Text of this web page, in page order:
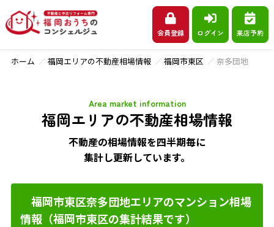
会員登録 ログイン 来店予約
ホーム 福岡エリアの不動産相場情報 福岡市東区 奈多団地
福岡エリアの不動産相場情報
Area market information
不動産の相場情報を四半期毎に
集計し更新しています。
福岡市東区奈多団地エリアのマンション相場
情報（福岡市東区の集計結果です）